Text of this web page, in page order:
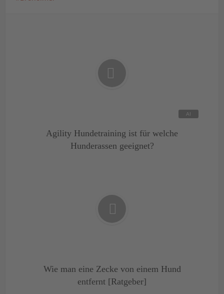
Agility Hundetraining ist für welche
Hunderassen geeignet?
Wie man eine Zecke von einem Hund
entfernt [Ratgeber]